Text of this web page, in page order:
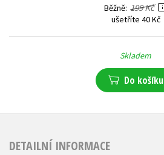
Běžně 199 Kč
ušetříte 40 Kč
Skladem
Do košíku
DETAILNÍ INFORMACE